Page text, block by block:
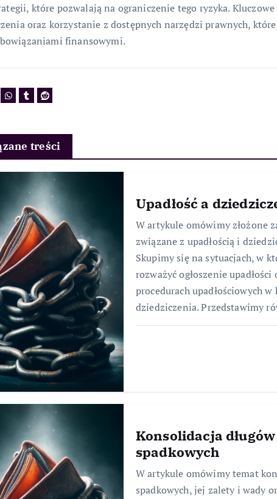
które pozwalają na ograniczenie tego ryzyka.
oraz korzystanie z dostępnych narzędzi prawnych,
finansowymi.
treści
Upadłość a
W artykule omówimy złożone
związane z upadłością i
Skupimy się na sytuacjach, w
rozważyć ogłoszenie upadłości
procedurach upadłościowych w
dziedziczenia. Przedstawimy
Konsolidacja długów
spadkowych
W artykule omówimy temat
spadkowych, jej zalety i wady